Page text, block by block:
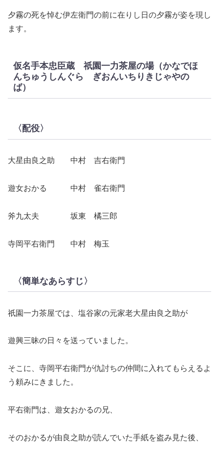
夕霧の死を悼む伊左衛門の前に在りし日の夕霧が姿を現し
ます。
仮名手本忠臣蔵 祇園一力茶屋の場（かなでほ
んちゅうしんぐら ぎおんいちりきじゃやの
ば）
〈配役〉
大星由良之助 中村 吉右衛門
遊女おかる 中村 雀右衛門
斧九太夫 坂東 橘三郎
寺岡平右衛門 中村 梅玉
〈簡単なあらすじ〉
祇園一力茶屋では、塩谷家の元家老大星由良之助が
遊興三昧の日々を送っていました。
そこに、寺岡平右衛門が仇討ちの仲間に入れてもらえるよ
う頼みにきました。
平右衛門は、遊女おかるの兄、
そのおかるが由良之助が読んでいた手紙を盗み見た後、